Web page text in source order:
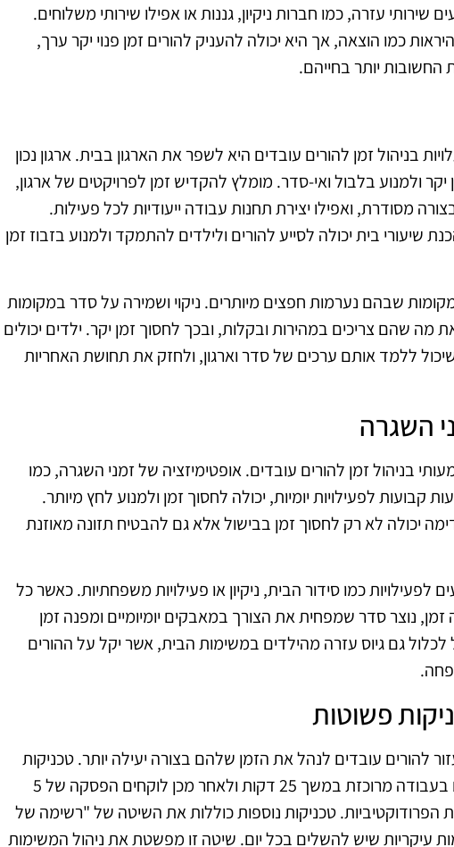
שירותי עזרה, כמו חברות ניקיון, גננות או אפילו שירותי משלוחים.
כמו הוצאה, אך היא יכולה להעניק להורים זמן פנוי יקר ערך,
יותר בחייהם.
בניהול זמן להורים עובדים היא לשפר את הארגון בבית. ארגון נכון
ולמנוע בלבול ואי-סדר. מומלץ להקדיש זמן לפרויקטים של ארגון,
מסודרת, ואפילו יצירת תחנות עבודה ייעודיות לכל פעילות.
שיעורי בית יכולה לסייע להורים ולילדים להתמקד ולמנוע בזבוז זמן
שבהם נערמות חפצים מיותרים. ניקוי ושמירה על סדר במקומות
מה שהם צריכים במהירות ובקלות, ובכך לחסוך זמן יקר. ילדים יכולים
ללמד אותם ערכים של סדר וארגון, ולחזק את תחושת האחריות
השגרה
בניהול זמן להורים עובדים. אופטימיזציה של זמני השגרה, כמו
לפעילויות יומיות, יכולה לחסוך זמן ולמנוע לחץ מיותר.
יכולה לא רק לחסוך זמן בבישול אלא גם להבטיח תזונה מאוזנת
לפעילויות כמו סידור הבית, ניקיון או פעילויות משפחתיות. כאשר כל
נוצר סדר שמפחית את הצורך במאבקים יומיומיים ומפנה זמן
גם גיוס עזרה מהילדים במשימות הבית, אשר יקל על ההורים
פשוטות
להורים עובדים לנהל את הזמן שלהם בצורה יעילה יותר. טכניקות
כמו שיטת פומודורו, שבה עובדים בעבודה מרוכזת במשך 25 דקות ולאחר מכן לוקחים הפסקה של 5
הפרודוקטיביות. טכניקות נוספות כוללות את השיטה של "רשימה של
עיקריות שיש להשלים בכל יום. שיטה זו מפשטת את ניהול המשימות